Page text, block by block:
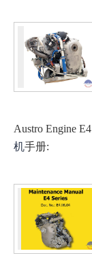
Austro Engine
机手册: